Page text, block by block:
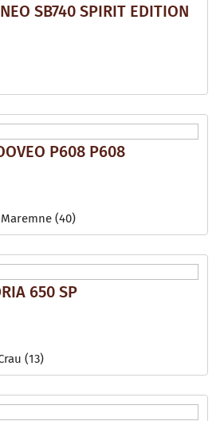
SB740 SPIRIT EDITION
P608 P608
(40)
650 SP
(13)